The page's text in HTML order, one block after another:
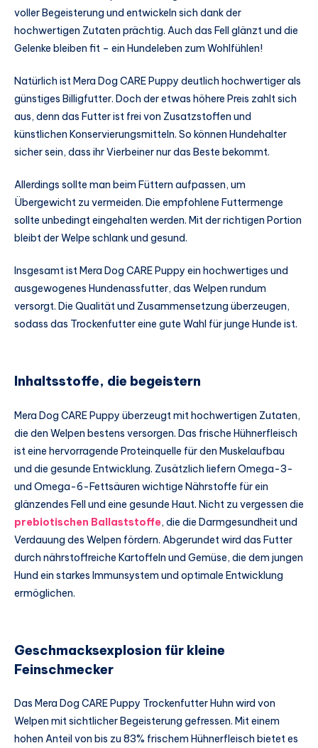
voller Begeisterung und entwickeln sich dank der
hochwertigen Zutaten prächtig. Auch das Fell glänzt und die
Gelenke bleiben fit – ein Hundeleben zum Wohlfühlen!
Natürlich ist Mera Dog CARE Puppy deutlich hochwertiger als
günstiges Billigfutter. Doch der etwas höhere Preis zahlt sich
aus, denn das Futter ist frei von Zusatzstoffen und
künstlichen Konservierungsmitteln. So können Hundehalter
sicher sein, dass ihr Vierbeiner nur das Beste bekommt.
Allerdings sollte man beim Füttern aufpassen, um
Übergewicht zu vermeiden. Die empfohlene Futtermenge
sollte unbedingt eingehalten werden. Mit der richtigen Portion
bleibt der Welpe schlank und gesund.
Insgesamt ist Mera Dog CARE Puppy ein hochwertiges und
ausgewogenes Hundenassfutter, das Welpen rundum
versorgt. Die Qualität und Zusammensetzung überzeugen,
sodass das Trockenfutter eine gute Wahl für junge Hunde ist.
Inhaltsstoffe, die begeistern
Mera Dog CARE Puppy überzeugt mit hochwertigen Zutaten,
die den Welpen bestens versorgen. Das frische Hühnerfleisch
ist eine hervorragende Proteinquelle für den Muskelaufbau
und die gesunde Entwicklung. Zusätzlich liefern Omega-3-
und Omega-6-Fettsäuren wichtige Nährstoffe für ein
glänzendes Fell und eine gesunde Haut. Nicht zu vergessen die
prebiotischen Ballaststoffe, die die Darmgesundheit und
Verdauung des Welpen fördern. Abgerundet wird das Futter
durch nährstoffreiche Kartoffeln und Gemüse, die dem jungen
Hund ein starkes Immunsystem und optimale Entwicklung
ermöglichen.
Geschmacksexplosion für kleine
Feinschmecker
Das Mera Dog CARE Puppy Trockenfutter Huhn wird von
Welpen mit sichtlicher Begeisterung gefressen. Mit einem
hohen Anteil von bis zu 83% frischem Hühnerfleisch bietet es